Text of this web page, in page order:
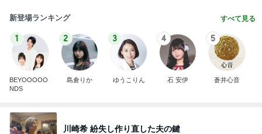
新登場ランキング すべて見る
1
BEYOOOOO
NDS
2
島倉りか
3
ゆうこりん
4
石 安伊
5
蒼井心音
川崎希 紛失し作り直した夫の鍵